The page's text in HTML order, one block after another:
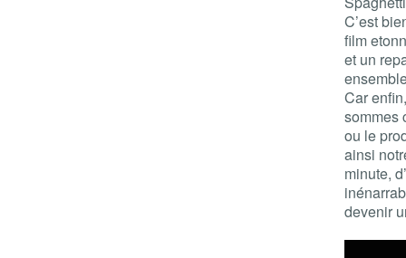
C’est
film
et un
Car
sommes
ou le
ainsi
minute,
devenir